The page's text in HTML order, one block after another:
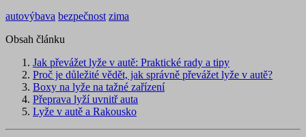
autovýbava bezpečnost zima
Obsah článku
Jak převážet lyže v autě: Praktické rady a tipy
Proč je důležité vědět, jak správně převážet lyže v autě?
Boxy na lyže na tažné zařízení
Přeprava lyží uvnitř auta
Lyže v autě a Rakousko